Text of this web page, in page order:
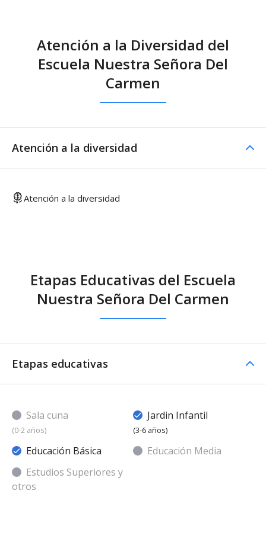
Atención a la Diversidad del
Escuela Nuestra Señora Del
Carmen
Atención a la diversidad
Atención a la diversidad
Etapas Educativas del Escuela
Nuestra Señora Del Carmen
Etapas educativas
Sala cuna
(0-2 años)
Jardin Infantil
(3-6 años)
Educación Básica
Educación Media
Estudios Superiores y
otros